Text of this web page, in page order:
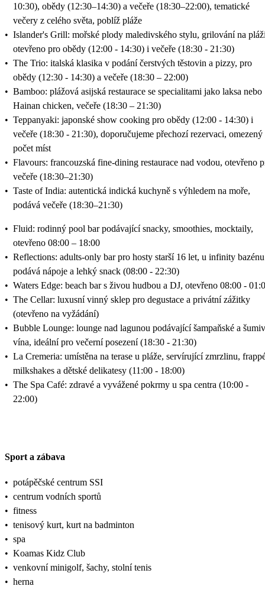
10:30), obědy (12:30–14:30) a večeře (18:30–22:00), tematické
večery z celého světa, poblíž pláže
• Islander's Grill: mořské plody maledivského stylu, grilování na
otevřeno pro obědy (12:00 - 14:30) i večeře (18:30 - 21:30)
• The Trio: italská klasika v podání čerstvých těstovin a pizzy, pro
obědy (12:30 - 14:30) a večeře (18:30 – 22:00)
• Bamboo: plážová asijská restaurace se specialitami jako laksa nebo
Hainan chicken, večeře (18:30 – 21:30)
• Teppanyaki: japonské show cooking pro obědy (12:00 - 14:30) i
večeře (18:30 - 21:30), doporučujeme přechozí rezervaci, omezený
počet míst
• Flavours: francouzská fine‑dining restaurace nad vodou, otevřeno
večeře (18:30–21:30)
• Taste of India: autentická indická kuchyně s výhledem na moře,
podává večeře (18:30–21:30)
• Fluid: rodinný pool bar podávající snacky, smoothies, mocktaily,
otevřeno 08:00 – 18:00
• Reflections: adults‑only bar pro hosty starší 16 let, u infinity bazénu
podává nápoje a lehký snack (08:00 - 22:30)
• Waters Edge: beach bar s živou hudbou a DJ, otevřeno 08:00 -
• The Cellar: luxusní vinný sklep pro degustace a privátní zážitky
(otevřeno na vyžádání)
• Bubble Lounge: lounge nad lagunou podávající šampaňské a
vína, ideální pro večerní posezení (18:30 - 21:30)
• La Cremeria: umístěna na terase u pláže, servírující zmrzlinu,
milkshakes a dětské delikatesy (11:00 - 18:00)
• The Spa Café: zdravé a vyvážené pokrmy u spa centra (10:00 -
22:00)
Sport a zábava
• potápěčské centrum SSI
• centrum vodních sportů
• fitness
• tenisový kurt, kurt na badminton
• spa
• Koamas Kidz Club
• venkovní minigolf, šachy, stolní tenis
• herna